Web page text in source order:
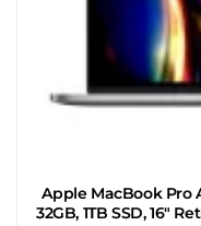
Apple MacBook Pro
32GB, 1TB SSD, 16"